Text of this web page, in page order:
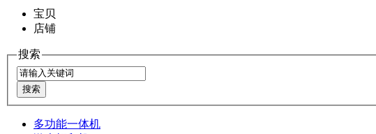
宝贝
店铺
搜索
多功能一体机